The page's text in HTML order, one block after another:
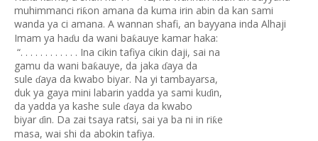
muhimmanci riƙon amana da kuma irin abin da kan sami
wanda ya ci amana. A wannan shafi, an bayyana inda Alhaji
Imam ya haɗu da wani baƙauye kamar haka:
“. . . . . . . . . . . . Ina cikin tafiya cikin daji, sai na
gamu da wani baƙauye, da jaka ɗaya da
sule ɗaya da kwabo biyar. Na yi tambayarsa,
duk ya gaya mini labarin yadda ya sami kuɗin,
da yadda ya kashe sule ɗaya da kwabo
biyar ɗin. Da zai tsaya ratsi, sai ya ba ni in riƙe
masa, wai shi da abokin tafiya.